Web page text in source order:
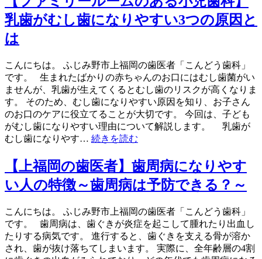
乳歯がむし歯になりやすい3つの原因と
は
こんにちは。 ふじみ野市上福岡の歯医者「こんどう歯科」
です。 生まれたばかりの赤ちゃんのお口にはむし歯菌がい
ませんが、乳歯が生えてくるとむし歯のリスクが高くなりま
す。 そのため、むし歯になりやすい原因を知り、お子さん
のお口のケアに役立てることが大切です。 今回は、子ども
がむし歯になりやすい理由について解説します。 乳歯が
むし歯になりやす… 続きを読む
【上福岡の歯医者】歯周病になりやす
い人の特徴～歯周病は予防できる？～
こんにちは。 ふじみ野市上福岡の歯医者「こんどう歯科」
です。 歯周病は、歯ぐきが炎症を起こして腫れたり出血し
たりする病気です。 進行すると、歯ぐきを支える骨が溶か
され、歯が抜け落ちてしまいます。 実際に、全年齢層の4割